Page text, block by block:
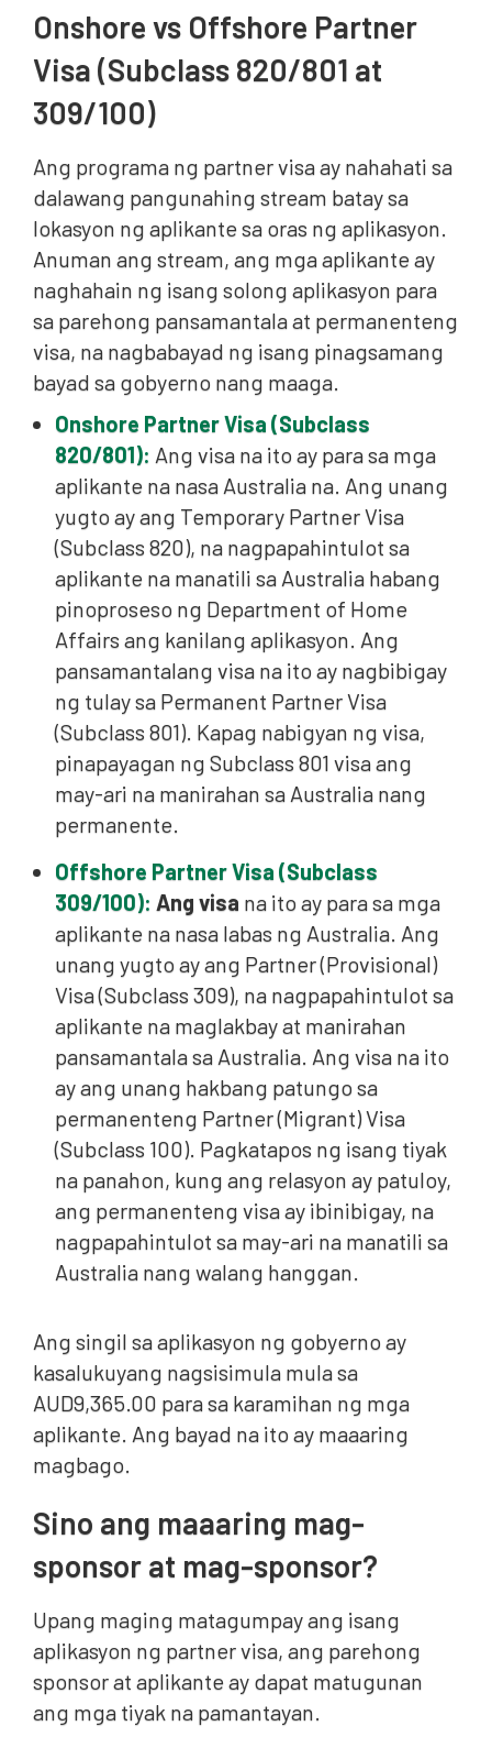
Onshore vs Offshore Partner
Visa (Subclass 820/801 at
309/100)
Ang programa ng partner visa ay nahahati sa
dalawang pangunahing stream batay sa
lokasyon ng aplikante sa oras ng aplikasyon.
Anuman ang stream, ang mga aplikante ay
naghahain ng isang solong aplikasyon para
sa parehong pansamantala at permanenteng
visa, na nagbabayad ng isang pinagsamang
bayad sa gobyerno nang maaga.
Onshore Partner Visa (Subclass
820/801): Ang visa na ito ay para sa mga
aplikante na nasa Australia na. Ang unang
yugto ay ang Temporary Partner Visa
(Subclass 820), na nagpapahintulot sa
aplikante na manatili sa Australia habang
pinoproseso ng Department of Home
Affairs ang kanilang aplikasyon. Ang
pansamantalang visa na ito ay nagbibigay
ng tulay sa Permanent Partner Visa
(Subclass 801). Kapag nabigyan ng visa,
pinapayagan ng Subclass 801 visa ang
may-ari na manirahan sa Australia nang
permanente.
Offshore Partner Visa (Subclass
309/100): Ang visa na ito ay para sa mga
aplikante na nasa labas ng Australia. Ang
unang yugto ay ang Partner (Provisional)
Visa (Subclass 309), na nagpapahintulot sa
aplikante na maglakbay at manirahan
pansamantala sa Australia. Ang visa na ito
ay ang unang hakbang patungo sa
permanenteng Partner (Migrant) Visa
(Subclass 100). Pagkatapos ng isang tiyak
na panahon, kung ang relasyon ay patuloy,
ang permanenteng visa ay ibinibigay, na
nagpapahintulot sa may-ari na manatili sa
Australia nang walang hanggan.
Ang singil sa aplikasyon ng gobyerno ay
kasalukuyang nagsisimula mula sa
AUD9,365.00 para sa karamihan ng mga
aplikante. Ang bayad na ito ay maaaring
magbago.
Sino ang maaaring mag-
sponsor at mag-sponsor?
Upang maging matagumpay ang isang
aplikasyon ng partner visa, ang parehong
sponsor at aplikante ay dapat matugunan
ang mga tiyak na pamantayan.